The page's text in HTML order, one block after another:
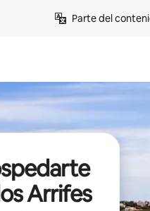
Parte del
Arrifes